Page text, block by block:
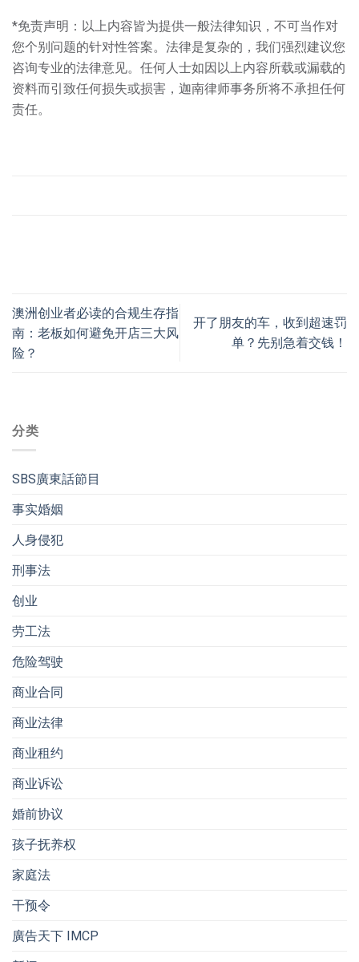
*免责声明：以上内容皆为提供一般法律知识，不可当作对
您个别问题的针对性答案。法律是复杂的，我们强烈建议您
咨询专业的法律意见。任何⼈⼠如因以上内容所载或漏载的
资料⽽引致任何损失或损害，迦南律师事务所将不承担任何
责任。
澳洲创业者必读的合规生存指
南：老板如何避免开店三大风
险？
开了朋友的车，收到超速罚
单？先别急着交钱！
分类
SBS廣東話節目
事实婚姻
人身侵犯
刑事法
创业
劳工法
危险驾驶
商业合同
商业法律
商业租约
商业诉讼
婚前协议
孩子抚养权
家庭法
干预令
廣告天下 IMCP